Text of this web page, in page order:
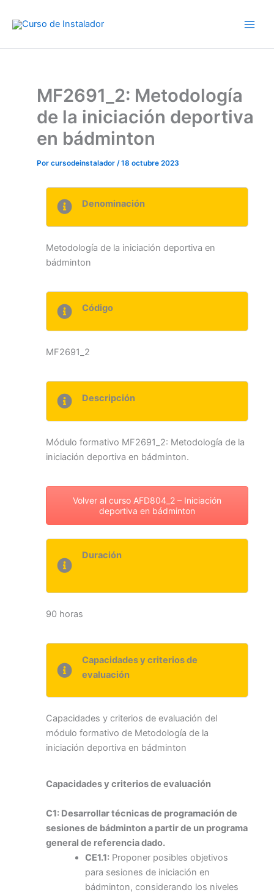
MF2691_2: Metodología
de la iniciación deportiva
en bádminton
Por cursodeinstalador /18 octubre 2023
Denominación
Metodología de la iniciación deportiva en
bádminton
Código
MF2691_2
Descripción
Módulo formativo MF2691_2: Metodología de la
iniciación deportiva en bádminton.
Volver al curso AFD804_2 – Iniciación
deportiva en bádminton
Duración
90 horas
Capacidades y criterios de
evaluación
Capacidades y criterios de evaluación del
módulo formativo de Metodología de la
iniciación deportiva en bádminton
Capacidades y criterios de evaluación
C1: Desarrollar técnicas de programación de
sesiones de bádminton a partir de un programa
general de referencia dado.
CE1.1:Proponer posibles objetivos
para sesiones de iniciación en
bádminton, considerando los niveles